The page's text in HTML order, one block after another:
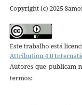
Copyright (c) 2025
Este trabalho está
Attribution 4.0
Autores que publicam
termos: